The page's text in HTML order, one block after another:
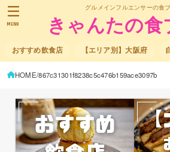
グルメインフルエンサーの食
きゃんたの食
おすすめ飲食店 【エリア別】大阪府
MENU
HOME 867c31301f8238c5c476b159ace3097b